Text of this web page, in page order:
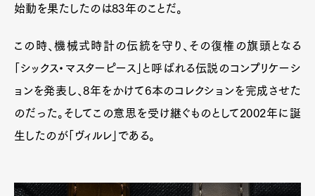
始動を果たしたのは83年のことだ。
この時、機械式時計の伝統を守り、その復権の旗頭となる
「シックス・マスターピース」と呼ばれる伝説のコンプリケーシ
ョンを発表し、8年をかけて6本のコレクションを完成させた
のだった。そしてこの意思を受け継ぐものとして2002年に誕
生したのが「ヴィルレ」である。